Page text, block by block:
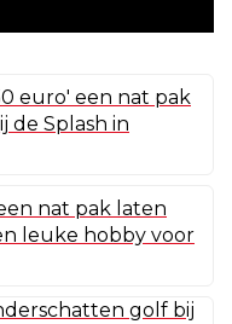
euro' een nat pak
de Splash in
nat pak laten
leuke hobby voor
golf bij